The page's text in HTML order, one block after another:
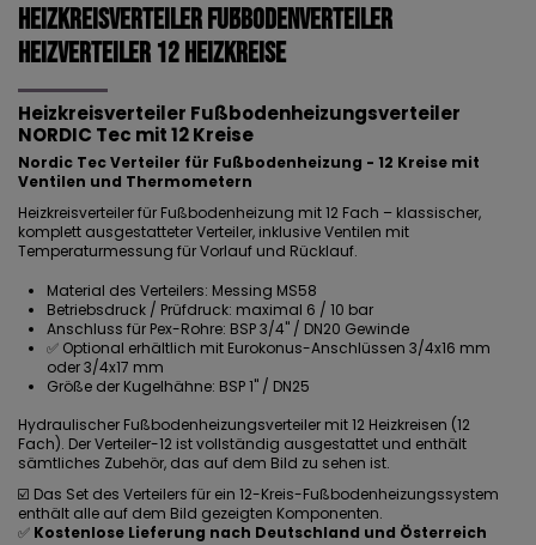
Heizkreisverteiler Fußbodenverteiler
Heizverteiler 12 Heizkreise
Heizkreisverteiler Fußbodenheizungsverteiler
NORDIC Tec mit 12 Kreise
Nordic Tec Verteiler für Fußbodenheizung - 12 Kreise mit
Ventilen und Thermometern
Heizkreisverteiler für Fußbodenheizung mit 12 Fach – klassischer,
komplett ausgestatteter Verteiler, inklusive Ventilen mit
Temperaturmessung für Vorlauf und Rücklauf.
Material des Verteilers: Messing MS58
Betriebsdruck / Prüfdruck: maximal 6 / 10 bar
Anschluss für Pex-Rohre: BSP 3/4" / DN20 Gewinde
✅ Optional erhältlich mit Eurokonus-Anschlüssen 3/4x16 mm
oder 3/4x17 mm
Größe der Kugelhähne: BSP 1" / DN25
Hydraulischer Fußbodenheizungsverteiler mit 12 Heizkreisen (12
Fach). DerVerteiler-12 ist vollständig ausgestattet und enthält
sämtliches Zubehör, das auf dem Bild zu sehen ist.
☑️ Das Set des Verteilers für ein 12-Kreis-Fußbodenheizungssystem
enthält alle auf dem Bild gezeigten Komponenten.
✅ Kostenlose Lieferung nach Deutschland und Österreich